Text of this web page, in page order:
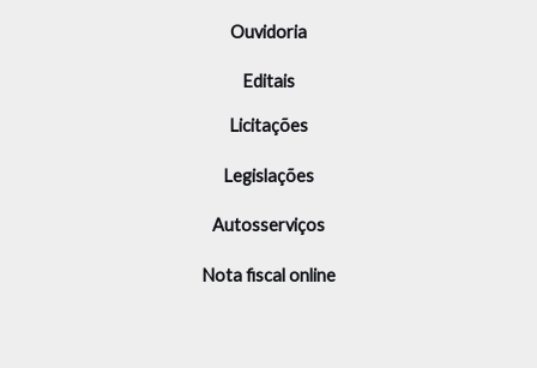
Ouvidoria
Editais
Licitações
Legislações
Autosserviços
Nota fiscal online